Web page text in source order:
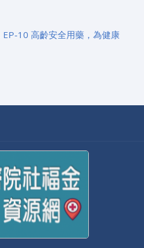
EP-10 高齡安全用藥，為健康